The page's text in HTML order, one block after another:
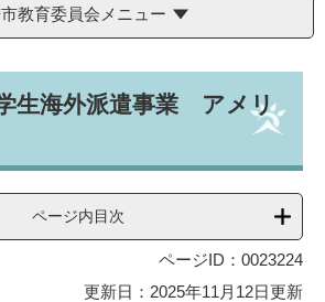
教育委員会メニュー
生海外派遣事業 アメリ
ページ内目次
ページID：0023224
更新日：2025年11月12日更新